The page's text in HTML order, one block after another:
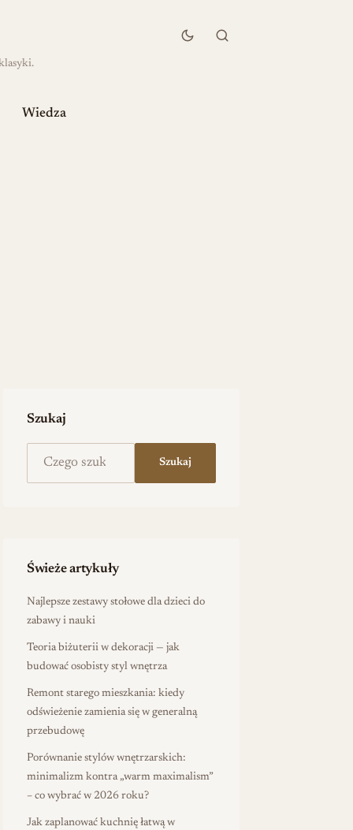
Wiedza
Szukaj
Szukaj
Świeże artykuły
Najlepsze zestawy stołowe dla dzieci do
zabawy i nauki
Teoria biżuterii w dekoracji — jak
budować osobisty styl wnętrza
Remont starego mieszkania: kiedy
odświeżenie zamienia się w generalną
przebudowę
Porównanie stylów wnętrzarskich:
minimalizm kontra „warm maximalism”
– co wybrać w 2026 roku?
Jak zaplanować kuchnię łatwą w